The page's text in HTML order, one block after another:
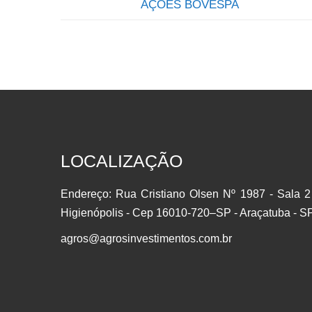
em ações você se torna sócio de uma grande
empresa que é negociado em bolsa. É
considerado um investimento em…
AÇÕES BOVESPA
LOCALIZAÇÃO
Endereço: Rua Cristiano Olsen Nº 1987 - Sala
Higienópolis - Cep 16010-720–SP - Araçatuba -
agros@agrosinvestimentos.com.br